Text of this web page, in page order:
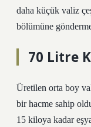
daha küçük valiz
bölümüne
70 Litre
Üretilen orta boy
bir hacme sahip
15 kiloya kadar